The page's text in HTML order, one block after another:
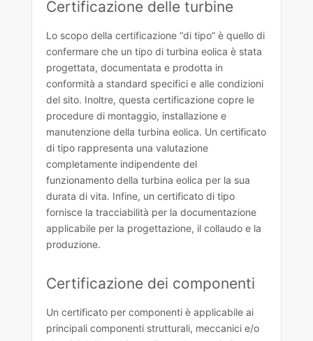
Certificazione delle turbine
Lo scopo della certificazione “di tipo” è quello di
confermare che un tipo di turbina eolica è stata
progettata, documentata e prodotta in
conformità a standard specifici e alle condizioni
del sito. Inoltre, questa certificazione copre le
procedure di montaggio, installazione e
manutenzione della turbina eolica. Un certificato
di tipo rappresenta una valutazione
completamente indipendente del
funzionamento della turbina eolica per la sua
durata di vita. Infine, un certificato di tipo
fornisce la tracciabilità per la documentazione
applicabile per la progettazione, il collaudo e la
produzione.
Certificazione dei componenti
Un certificato per componenti è applicabile ai
principali componenti strutturali, meccanici e/o